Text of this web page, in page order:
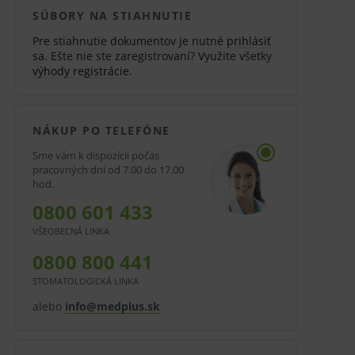
SÚBORY NA STIAHNUTIE
Pre stiahnutie dokumentov je nutné prihlásiť
sa. Ešte nie ste zaregistrovaní? Využite všetky
výhody registrácie.
NÁKUP PO TELEFÓNE
Sme vám k dispozícii počas
pracovných dní od 7.00 do 17.00
hod.
0800 601 433
VŠEOBECNÁ LINKA
0800 800 441
STOMATOLOGICKÁ LINKA
alebo info@medplus.sk